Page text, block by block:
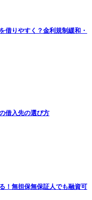
借りやすく？金利規制緩和・
借入先の選び方
！無担保無保証人でも融資可